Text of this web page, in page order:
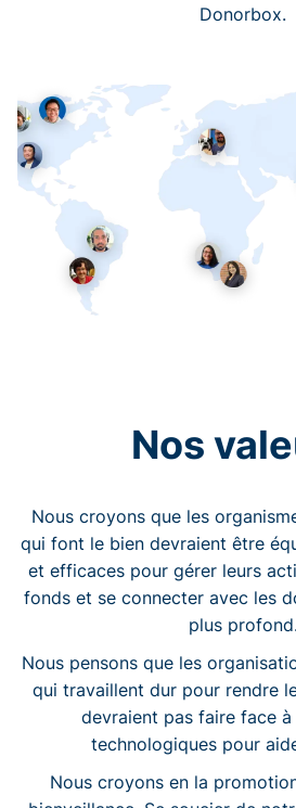
Donorbox.
Nos
Nous croyons que les
qui font le bien devraient être
et efficaces pour gérer leurs
fonds et se connecter avec les
plus profond.
Nous pensons que les
qui travaillent dur pour rendre
devraient pas faire face
technologiques pour
Nous croyons en la